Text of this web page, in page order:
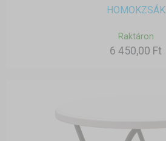
HOMOKZSÁK
Raktáron
6 450,00 Ft